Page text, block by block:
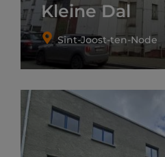
Kleine Dal
Sint-Joost-ten-Node